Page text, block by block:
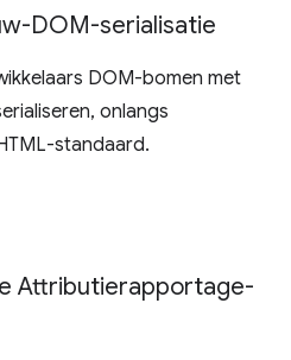
DOM-serialisatie
DOM-bomen met
onlangs
standaard.
Attributierapportage-